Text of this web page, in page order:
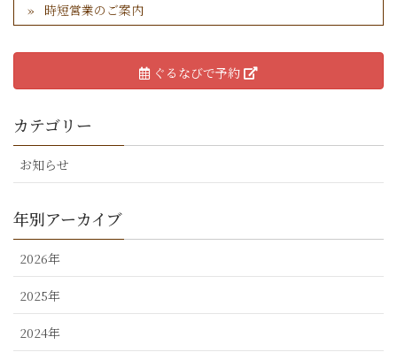
時短営業のご案内
ぐるなびで予約
カテゴリー
お知らせ
年別アーカイブ
2026年
2025年
2024年